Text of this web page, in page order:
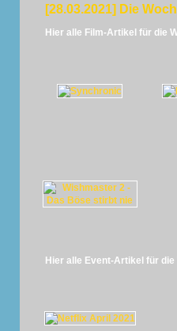
[28.03.2021] Die
Hier alle Film-Artikel für die
Hier alle Event-Artikel für die